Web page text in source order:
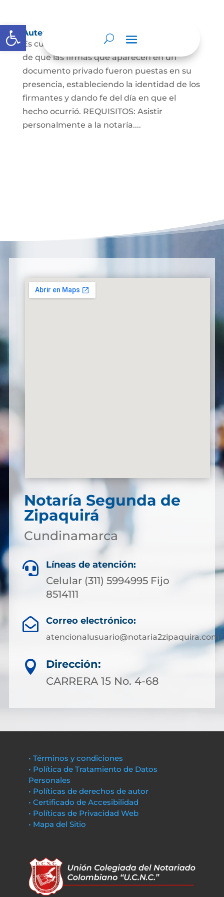
Abrir barra de herramientas
Autenticaciones
Es cuando el notario da testimonio escrito
de que las firmas que aparecen en un
documento privado fueron puestas en su
presencia, estableciendo la identidad de los
firmantes y dando fe del día en que el
hecho ocurrió. REQUISITOS: Asistir
personalmente a la notaría....
Notaría Segunda de
Zipaquirá
Cundinamarca
 Líneas de atención:
Celular (311) 5994995 Fijo
8514111
 Correo electrónico:
atencionalusuario@notaria2zipaquira.com

Dirección:
CARRERA 15 No. 4-68
• Términos y condiciones
• Política de Tratamiento de Datos
Personales
• Políticas de derechos de autor
• Certificado de Accesibilidad
• Políticas de Privacidad Web
• Mapa del Sitio